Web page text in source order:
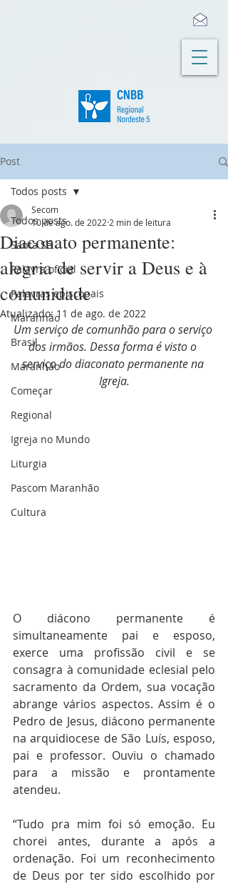
Post
Todos posts
Santa Sé
Palavra oficial
Palavras episcopais
Maranhão
Brasil
Maranhão
Começar
Regional
Igreja no Mundo
Liturgia
Pascom Maranhão
Cultura
Todos posts
Diaconato permanente:
alegria de servir a Deus e à
comunidade
Secom
10 de ago. de 2022 2 min de leitura
Atualizado:11 de ago. de 2022
Um serviço de comunhão para o serviço
dos irmãos. Dessa forma é visto o
serviço do diaconato permanente na
Igreja.
O diácono permanente é
simultaneamente pai e esposo,
exerce uma profissão civil e se
consagra à comunidade eclesial pelo
sacramento da Ordem, sua vocação
abrange vários aspectos. Assim é o
Pedro de Jesus, diácono permanente
na arquidiocese de São Luís, esposo,
pai e professor. Ouviu o chamado
para a missão e prontamente
atendeu.
“Tudo pra mim foi só emoção. Eu
chorei antes, durante a após a
ordenação. Foi um reconhecimento
de Deus por ter sido escolhido por